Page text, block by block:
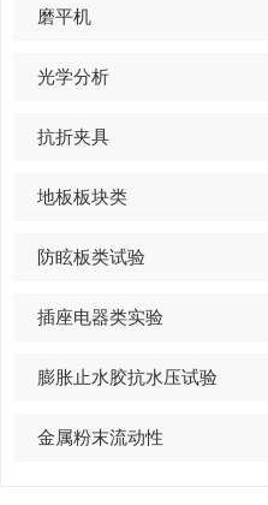
磨平机
光学分析
抗折夹具
地板板块类
防眩板类试验
插座电器类实验
膨胀止水胶抗水压试验
金属粉末流动性